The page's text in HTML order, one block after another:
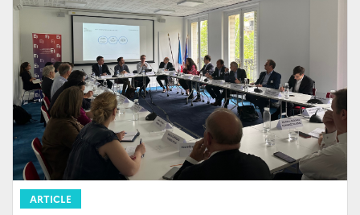
ARTICLE